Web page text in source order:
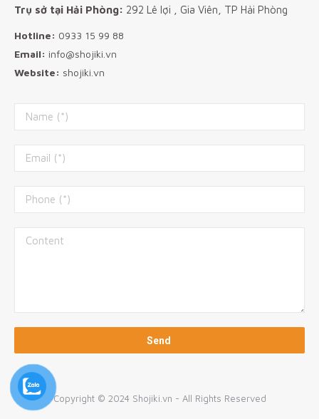
Trụ sở tại Hải Phòng: 292 Lê lợi , Gia Viên, TP Hải Phòng
Hotline: 0933 15 99 88
Email: info@shojiki.vn
Website: shojiki.vn
Copyright © 2024 Shojiki.vn - All Rights Reserved